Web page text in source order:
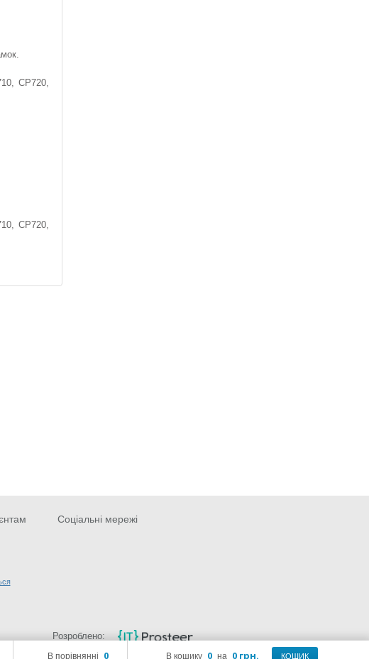
В кошику 0 на 0 грн. КОШИК
В порівнянні 0
CP720,
CP720,
Соціальні мережі
Розроблено: